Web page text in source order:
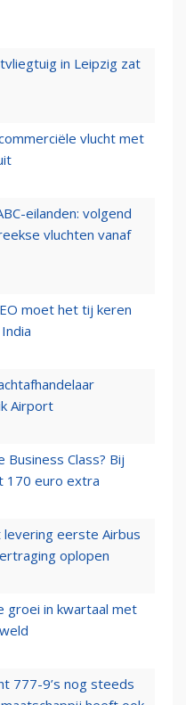
in Leipzig zat
vlucht met
eilanden: volgend
vluchten vanaf
moet het tij keren
Airport
Business Class? Bij
170 euro extra
levering eerste Airbus
oplopen
groei in kwartaal met
777-9’s nog steeds